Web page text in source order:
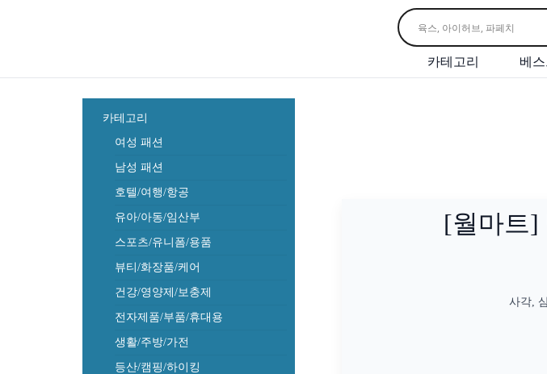
카테고리 베
[월마트]
사각,
카테고리
여성 패션
남성 패션
호텔/여행/항공
유아/아동/임산부
스포츠/유니폼/용품
뷰티/화장품/케어
건강/영양제/보충제
전자제품/부품/휴대용
생활/주방/가전
등산/캠핑/하이킹